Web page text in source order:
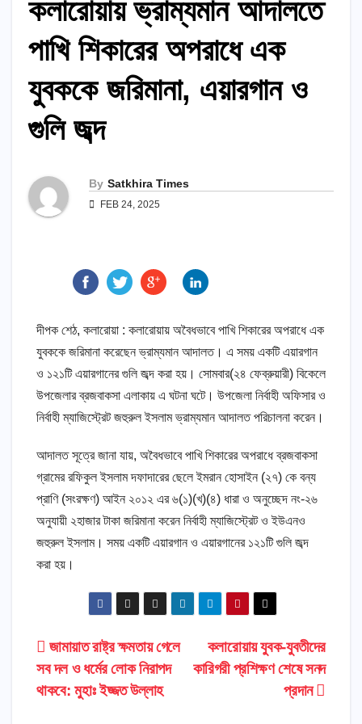
কলারোয়ায় ভ্রাম্যমান আদালতে
পাখি শিকারের অপরাধে এক
যুবককে জরিমানা, এয়ারগান ও
গুলি জব্দ
By Satkhira Times
FEB 24, 2025
দীপক শেঠ, কলারোয়া : কলারোয়ায় অবৈধভাবে পাখি শিকারের অপরাধে এক
যুবককে জরিমানা করেছেন ভ্রাম্যমান আদালত। এ সময় একটি এয়ারগান
ও ১২১টি এয়ারগানের গুলি জব্দ করা হয়। সোমবার(২৪ ফেব্রুয়ারী) বিকেলে
উপজেলার ব্রজবাকসা এলাকায় এ ঘটনা ঘটে। উপজেলা নির্বাহী অফিসার ও
নির্বাহী ম্যাজিস্ট্রেট জহুরুল ইসলাম ভ্রাম্যমান আদালত পরিচালনা করেন।
আদালত সূত্রে জানা যায়, অবৈধভাবে পাখি শিকারের অপরাধে ব্রজবাকসা
গ্রামের রফিকুল ইসলাম দফাদারের ছেলে ইমরান হোসাইন (২৭) কে বন্য
প্রাণি (সংরক্ষণ) আইন ২০১২ এর ৬(১)(খ)(৪) ধারা ও অনুচ্ছেদ নং-২৬
অনুযায়ী ২হাজার টাকা জরিমানা করেন নির্বাহী ম্যাজিস্ট্রেট ও ইউএনও
জহুরুল ইসলাম। সময় একটি এয়ারগান ও এয়ারগানের ১২১টি গুলি জব্দ
করা হয়।
Post
navigation
কলারোয়ায় যুবক-যুবতীদের
কারিগরী প্রশিক্ষণ শেষে সনদ
প্রদান
জামায়াত রাষ্ট্র ক্ষমতায় গেলে
সব দল ও ধর্মের লোক নিরাপদ
থাকবে: মুহাঃ ইজ্জত উল্লাহ